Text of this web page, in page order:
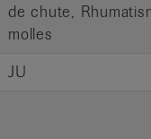
de chute,
molles
JU